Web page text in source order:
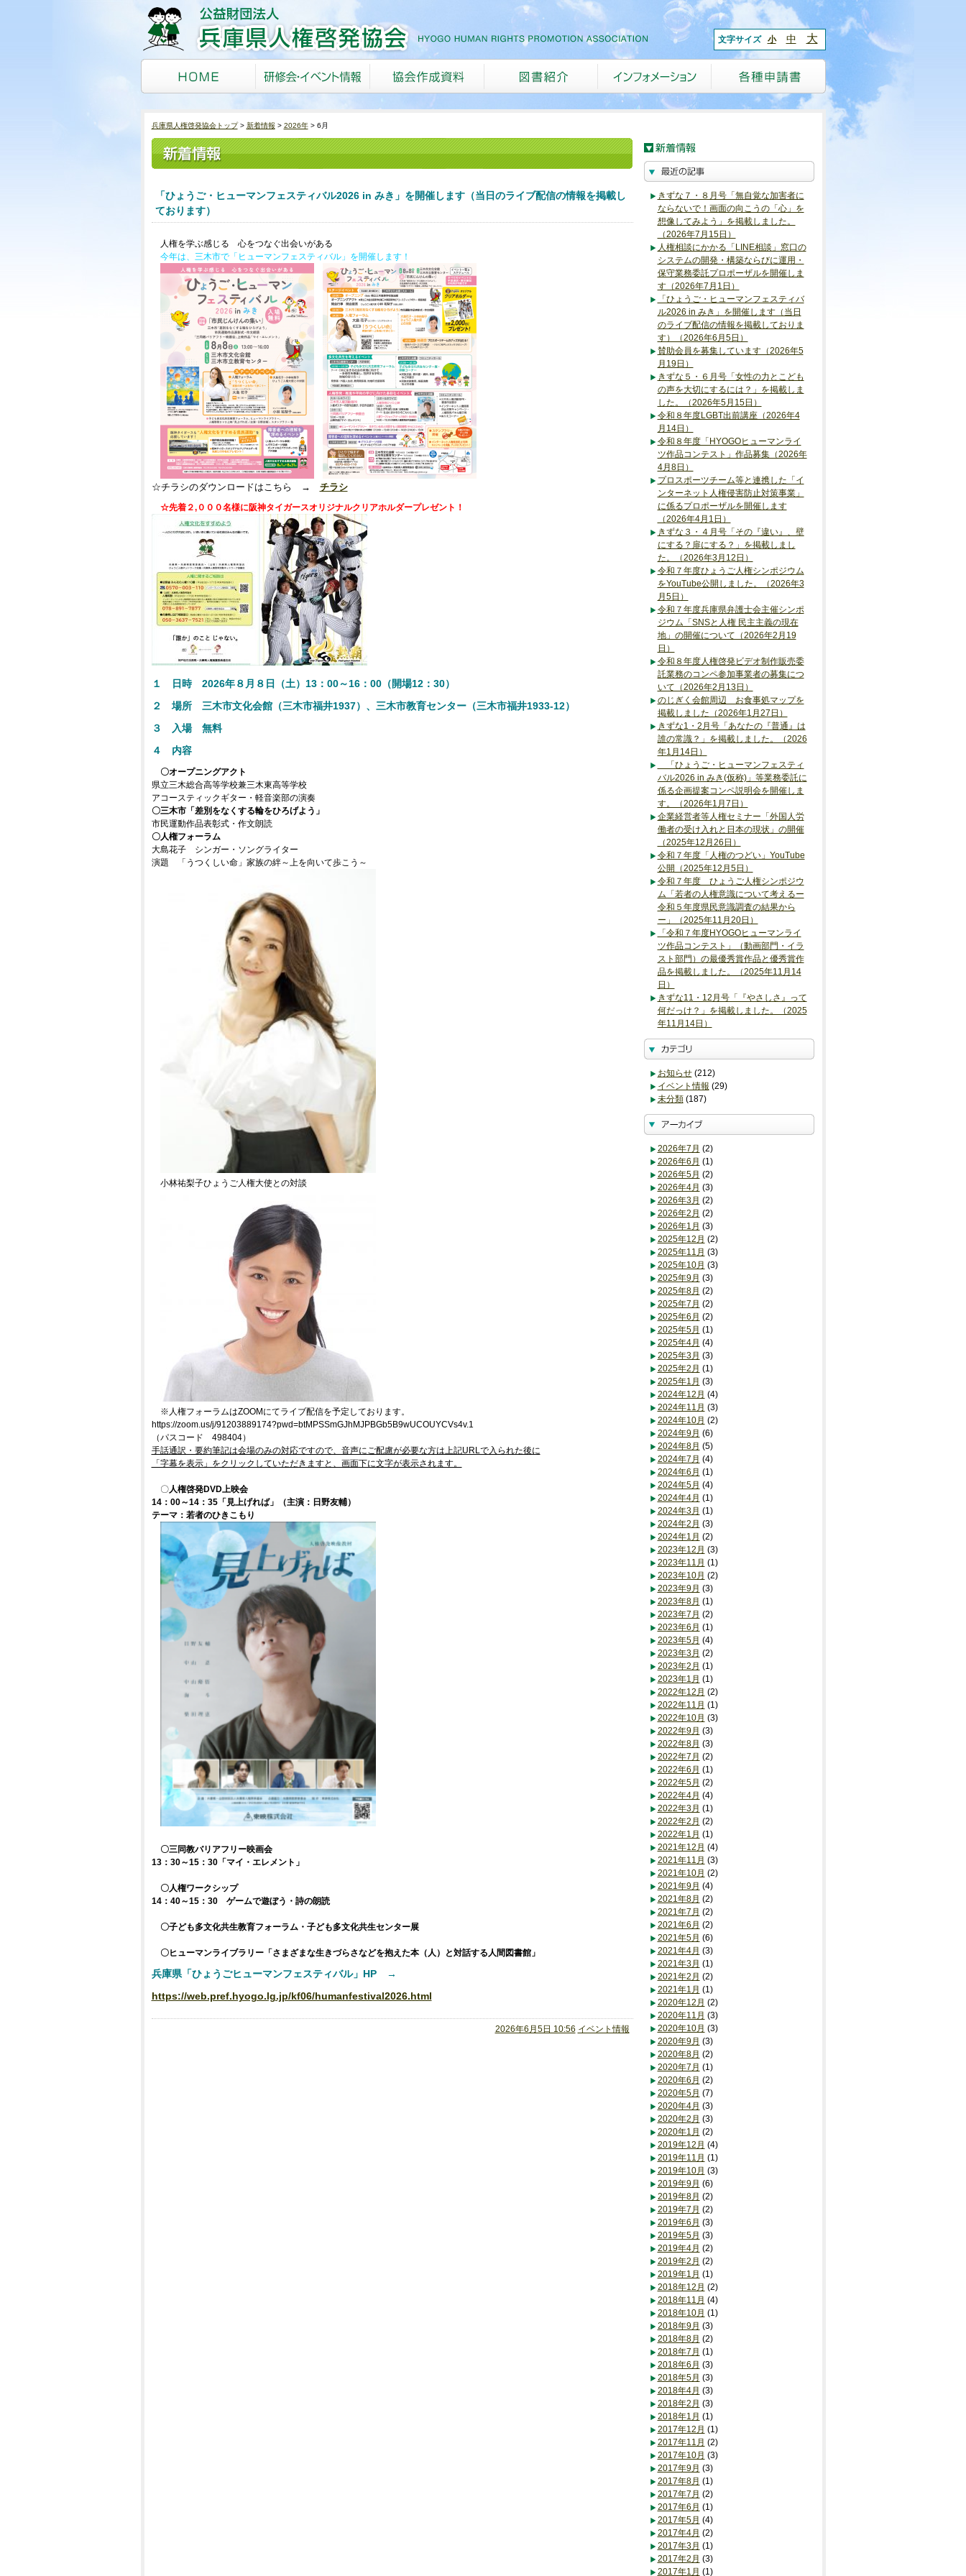
文字サイズ 小 中 大
兵庫県人権啓発協会トップ 新着情報 2026年 6月
「ひょうご・ヒューマンフェスティバル2026 in みき」を開催します（当日のライブ配信の情報を掲載し
ております）
人権を学ぶ感じる 心をつなぐ出会いがある
今年は、三木市で「ヒューマンフェスティバル」を開催します！
☆チラシのダウンロードはこちら → チラシ
☆先着２,０００名様に阪神タイガースオリジナルクリアホルダープレゼント！
１ 日時 2026年８月８日（土）13：00～16：00（開場12：30）
２ 場所 三木市文化会館（三木市福井1937）、三木市教育センター（三木市福井1933-12）
３ 入場 無料
４ 内容
〇オープニングアクト
県立三木総合高等学校兼三木東高等学校
アコースティックギター・軽音楽部の演奏
〇三木市「差別をなくする輪をひろげよう」
市民運動作品表彰式・作文朗読
〇人権フォーラム
大島花子 シンガー・ソングライター
演題 「うつくしい命」家族の絆～上を向いて歩こう～
小林祐梨子ひょうご人権大使との対談
※人権フォーラムはZOOMにてライブ配信を予定しております。
https://zoom.us/j/91203889174?pwd=btMPSSmGJhMJPBGb5B9wUCOUYCVs4v.1
（パスコード 498404）
手話通訳・要約筆記は会場のみの対応ですので、音声にご配慮が必要な方は上記URLで入られた後に
「字幕を表示」をクリックしていただきますと、画面下に文字が表示されます。
〇人権啓発DVD上映会
14：00～14：35「見上げれば」
（主演：日野友輔）
テーマ：若者のひきこもり
〇三同教バリアフリー映画会
13：30～15：30「マイ・エレメント」
〇人権ワークシップ
14：40～15：30 ゲームで遊ぼう・詩の朗読
〇子ども多文化共生教育フォーラム・子ども多文化共生センター展
〇ヒューマンライブラリー「さまざまな生きづらさなどを抱えた本（人）と対話する人間図書館」
兵庫県「ひょうごヒューマンフェスティバル」HP →
https://web.pref.hyogo.lg.jp/kf06/humanfestival2026.html
2026年6月5日 10:56 イベント情報
きずな７・８月号「無自覚な加害者に
ならないで！画面の向こうの「心」を
想像してみよう」を掲載しました。
（2026年7月15日）
人権相談にかかる「LINE相談」窓口の
システムの開発・構築ならびに運用・
保守業務委託プロポーザルを開催しま
す（2026年7月1日）
「ひょうご・ヒューマンフェスティバ
ル2026 in みき」を開催します（当日
のライブ配信の情報を掲載しておりま
す）（2026年6月5日）
賛助会員を募集しています（2026年5
月19日）
きずな５・６月号「女性の力とこども
の声を大切にするには？」を掲載しま
した。（2026年5月15日）
令和８年度LGBT出前講座（2026年4
月14日）
令和８年度「HYOGOヒューマンライ
ツ作品コンテスト」作品募集（2026年
4月8日）
プロスポーツチーム等と連携した「イ
ンターネット人権侵害防止対策事業」
に係るプロポーザルを開催します
（2026年4月1日）
きずな３・４月号「その『違い』、壁
にする？扉にする？」を掲載しまし
た。（2026年3月12日）
令和７年度ひょうご人権シンポジウム
をYouTube公開しました。（2026年3
月5日）
令和７年度兵庫県弁護士会主催シンポ
ジウム「SNSと人権 民主主義の現在
地」の開催について（2026年2月19
日）
令和８年度人権啓発ビデオ制作販売委
託業務のコンペ参加事業者の募集につ
いて（2026年2月13日）
のじぎく会館周辺 お食事処マップを
掲載しました（2026年1月27日）
きずな1・2月号「あなたの『普通』は
誰の常識？」を掲載しました。（2026
年1月14日）
「ひょうご・ヒューマンフェスティ
バル2026 in みき(仮称)」等業務委託に
係る企画提案コンペ説明会を開催しま
す。（2026年1月7日）
企業経営者等人権セミナー「外国人労
働者の受け入れと日本の現状」の開催
（2025年12月26日）
令和７年度「人権のつどい」YouTube
公開（2025年12月5日）
令和７年度 ひょうご人権シンポジウ
ム「若者の人権意識について考えるー
令和５年度県民意識調査の結果から
ー」（2025年11月20日）
「令和７年度HYOGOヒューマンライ
ツ作品コンテスト」（動画部門・イラ
スト部門）の最優秀賞作品と優秀賞作
品を掲載しました。（2025年11月14
日）
きずな11・12月号「『やさしさ』って
何だっけ？」を掲載しました。（2025
年11月14日）
お知らせ(212)
イベント情報 (29)
未分類(187)
2026年7月 (2)
2026年6月 (1)
2026年5月 (2)
2026年4月 (3)
2026年3月 (2)
2026年2月 (2)
2026年1月 (3)
2025年12月 (2)
2025年11月 (3)
2025年10月 (3)
2025年9月 (3)
2025年8月 (2)
2025年7月 (2)
2025年6月 (2)
2025年5月 (1)
2025年4月 (4)
2025年3月 (3)
2025年2月 (1)
2025年1月 (3)
2024年12月 (4)
2024年11月 (3)
2024年10月 (2)
2024年9月 (6)
2024年8月 (5)
2024年7月 (4)
2024年6月 (1)
2024年5月 (4)
2024年4月 (1)
2024年3月 (1)
2024年2月 (3)
2024年1月 (2)
2023年12月 (3)
2023年11月 (1)
2023年10月 (2)
2023年9月 (3)
2023年8月 (1)
2023年7月 (2)
2023年6月 (1)
2023年5月 (4)
2023年3月 (2)
2023年2月 (1)
2023年1月 (1)
2022年12月 (2)
2022年11月 (1)
2022年10月 (3)
2022年9月 (3)
2022年8月 (3)
2022年7月 (2)
2022年6月 (1)
2022年5月 (2)
2022年4月 (4)
2022年3月 (1)
2022年2月 (2)
2022年1月 (1)
2021年12月 (4)
2021年11月 (3)
2021年10月 (2)
2021年9月 (4)
2021年8月 (2)
2021年7月 (2)
2021年6月 (2)
2021年5月 (6)
2021年4月 (3)
2021年3月 (1)
2021年2月 (2)
2021年1月 (1)
2020年12月 (2)
2020年11月 (3)
2020年10月 (3)
2020年9月 (3)
2020年8月 (2)
2020年7月 (1)
2020年6月 (2)
2020年5月 (7)
2020年4月 (3)
2020年2月 (3)
2020年1月 (2)
2019年12月 (4)
2019年11月 (1)
2019年10月 (3)
2019年9月 (6)
2019年8月 (2)
2019年7月 (2)
2019年6月 (3)
2019年5月 (3)
2019年4月 (2)
2019年2月 (2)
2019年1月 (1)
2018年12月 (2)
2018年11月 (4)
2018年10月 (1)
2018年9月 (3)
2018年8月 (2)
2018年7月 (1)
2018年6月 (3)
2018年5月 (3)
2018年4月 (3)
2018年2月 (3)
2018年1月 (1)
2017年12月 (1)
2017年11月 (2)
2017年10月 (3)
2017年9月 (3)
2017年8月 (1)
2017年7月 (2)
2017年6月 (1)
2017年5月 (4)
2017年4月 (2)
2017年3月 (1)
2017年2月 (3)
2017年1月 (1)